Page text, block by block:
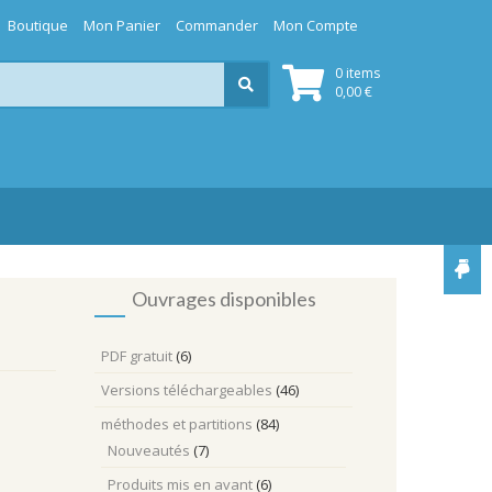
Boutique Mon Panier Commander Mon Compte
0 items
0,00€
Ouvrages disponibles
PDF gratuit (6)
Versions téléchargeables (46)
méthodes et partitions (84)
Nouveautés (7)
Produits mis en avant (6)